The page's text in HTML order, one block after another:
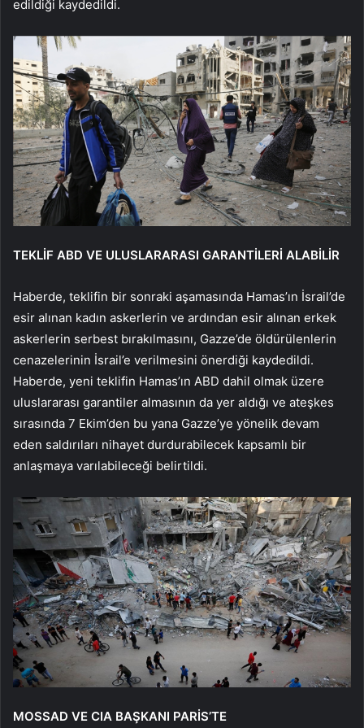
edildiği kaydedildi.
TEKLİF ABD VE ULUSLARARASI GARANTİLERİ ALABİLİR
Haberde, teklifin bir sonraki aşamasında Hamas’ın İsrail’de
esir alınan kadın askerlerin ve ardından esir alınan erkek
askerlerin serbest bırakılmasını, Gazze’de öldürülenlerin
cenazelerinin İsrail’e verilmesini önerdiği kaydedildi.
Haberde, yeni teklifin Hamas’ın ABD dahil olmak üzere
uluslararası garantiler almasının da yer aldığı ve ateşkes
sırasında 7 Ekim’den bu yana Gazze’ye yönelik devam
eden saldırıları nihayet durdurabilecek kapsamlı bir
anlaşmaya varılabileceği belirtildi.
MOSSAD VE CIA BAŞKANI PARİS’TE